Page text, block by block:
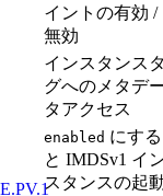
イントの有効 /
無効
インスタンス
グへのメタデ
タアクセス
enabled にする
と IMDSv1 イ
スタンスの起